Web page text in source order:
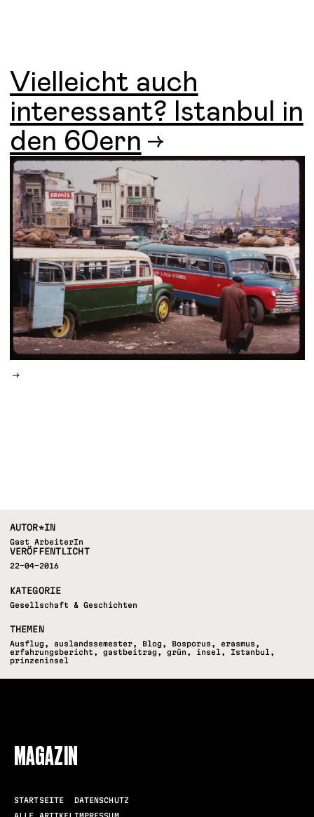
Vielleicht auch
interessant? Istanbul in
den 60ern
AUTOR*IN
Gast ArbeiterIn
VERÖFFENTLICHT
22-04-2016
KATEGORIE
Gesellschaft & Geschichten
THEMEN
Ausflug ,auslandssemester, Blog , Bosporus , erasmus ,
erfahrungsbericht ,gastbeitrag ,grün , insel ,Istanbul ,
prinzeninsel
MAGAZIN
STARTSEITE
DATENSCHUTZ